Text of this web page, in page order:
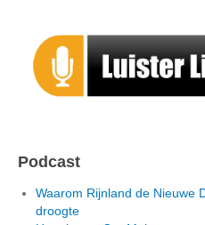
Podcast
Waarom Rijnland de Nieuwe
droogte